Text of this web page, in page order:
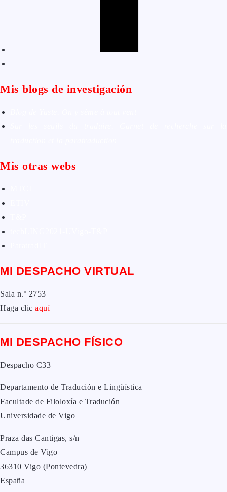
Mis blogs de investigación
Mis otras webs
MI DESPACHO VIRTUAL
Sala n.º 2753
Haga clic aquí
MI DESPACHO FÍSICO
Despacho C33
Departamento de Tradución e Lingüística
Facultade de Filoloxía e Tradución
Universidade de Vigo
Praza das Cantigas, s/n
Campus de Vigo
36310 Vigo (Pontevedra)
España